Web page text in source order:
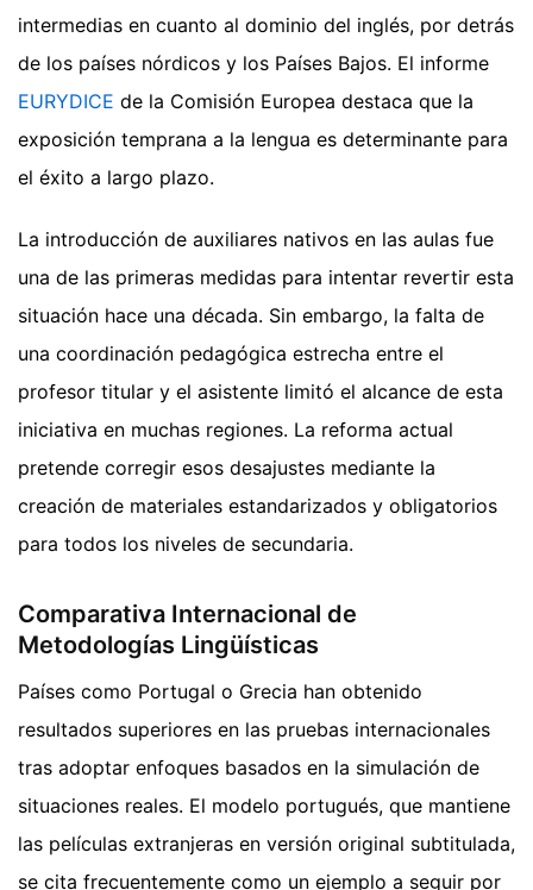
intermedias en cuanto al dominio del inglés, por detrás
de los países nórdicos y los Países Bajos. El informe
EURYDICE de la Comisión Europea destaca que la
exposición temprana a la lengua es determinante para
el éxito a largo plazo.
La introducción de auxiliares nativos en las aulas fue
una de las primeras medidas para intentar revertir esta
situación hace una década. Sin embargo, la falta de
una coordinación pedagógica estrecha entre el
profesor titular y el asistente limitó el alcance de esta
iniciativa en muchas regiones. La reforma actual
pretende corregir esos desajustes mediante la
creación de materiales estandarizados y obligatorios
para todos los niveles de secundaria.
Comparativa Internacional de
Metodologías Lingüísticas
Países como Portugal o Grecia han obtenido
resultados superiores en las pruebas internacionales
tras adoptar enfoques basados en la simulación de
situaciones reales. El modelo portugués, que mantiene
las películas extranjeras en versión original subtitulada,
se cita frecuentemente como un ejemplo a seguir por